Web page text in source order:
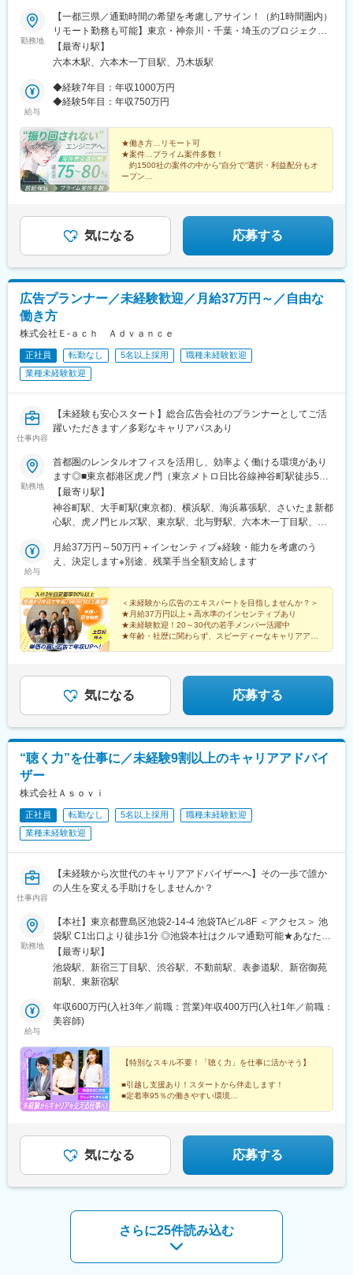
勤務地
【一都三県／通勤時間の希望を考慮しアサイン！（約1時間圏内）
リモート勤務も可能】東京・神奈川・千葉・埼玉のプロジェクト
先での勤務となります。案件は通勤時間の希望も十分に考慮して
アサイン！居住地にもよりますが、多くのメンバーが自宅から通
4丁目8-7 嶋田ビル5F（東京メトロ日比谷線・都営大江戸線「六本
木駅」6番出口から徒歩30秒）※受動喫煙対策：屋内禁煙※転居を
（リモート案件あり）
【最寄り駅】
六本木駅、六本木一丁目駅、乃木坂駅
給与
◆経験7年目：年収1000万円
◆経験5年目：年収750万円
★働き方…リモート可
★案件…プライム案件多数！
約1500社の案件の中から“自分で”選択・利益配分もオ
ープン
『会社都合』はもう終わり。
どこまでも『自分のため』に働こう。
気になる 応募する
広告プランナー／未経験歓迎／月給37万円～／自由な
働き方
株式会社Ｅ‐ａｃｈ Ａｄｖａｎｃｅ
正社員 転勤なし 5名以上採用
職種未経験歓迎
業種未経験歓迎
仕事内容
【未経験も安心スタート】総合広告会社のプランナーとしてご活
躍いただきます／多彩なキャリアパスあり
勤務地
首都圏のレンタルオフィスを活用し、効率よく働ける環境があり
ます◎■東京都港区虎ノ門（東京メトロ日比谷線神谷町駅徒歩5
分）■東京都千代田区大手町（東京メトロ千代田線、半蔵門線大手
町駅より徒歩1分）■神奈川県横浜市西区（JR京浜東北線、上野東
京ライン横浜駅より徒歩3分）■千葉県千葉市美浜区（JR京葉線海
線さいたま新都心駅より徒歩3分）上記以外にも、首都圏のレンタ
ルオフィス40ケ所と契約。本社と支社以外はすべてレンタルオフ
用し、合理的かつ効率に特化したビジネススタイルを確立。なか
には自宅から徒歩のみで通勤しているスタッフも在籍していま
す。
【最寄り駅】
神谷町駅、大手町駅(東京都)、横浜駅、海浜幕張駅、さいたま新都
心駅、虎ノ門ヒルズ駅、東京駅、北与野駅、六本木一丁目駅、竹
給与
月給37万円～50万円＋インセンティブ※経験・能力を考慮のう
え、決定します※別途、残業手当全額支給します
＜未経験から広告のエキスパートを目指しませんか？＞
★月給37万円以上＋高水準のインセンティブあり
★未経験歓迎！20～30代の若手メンバー活躍中
★年齢・社歴に関わらず、スピーディーなキャリアアッ
気になる 応募する
“聴く力”を仕事に／未経験9割以上のキャリアアドバイ
ザー
株式会社Ａｓｏｖｉ
正社員 転勤なし 5名以上採用
職種未経験歓迎
業種未経験歓迎
仕事内容
【未経験から次世代のキャリアアドバイザーへ】その一歩で誰か
の人生を変える手助けをしませんか？
勤務地
【本社】東京都豊島区池袋2-14-4 池袋TAビル8F ＜アクセス＞ 池
袋駅 C1出口より徒歩1分 ◎池袋本社はクルマ通勤可能★あなたの
希望を最大限考慮！【上京支援制度＆引っ越し支援制度有】 ◆都
内（池袋・新宿・渋谷・目黒・青山）・埼玉・千葉・神奈川で選
べる勤務地◆ ※転勤なし
【最寄り駅】
池袋駅、新宿三丁目駅、渋谷駅、不動前駅、表参道駅、新宿御苑
前駅、東新宿駅
給与
年収600万円(入社3年／前職：営業)年収400万円(入社1年／前職：
美容師)
【特別なスキル不要！「聴く力」を仕事に活かそう】
■引越し支援あり！スタートから伴走します！
■定着率95％の働きやすい環境
あなたのキャリアチェンジを全力でサポート！
気になる 応募する
さらに25件読み込む